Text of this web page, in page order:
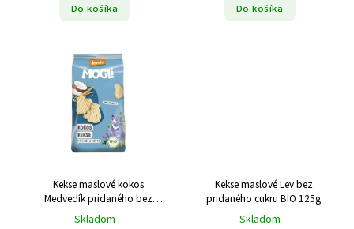
Do košíka Do košíka
Kekse maslové kokos
Medvedík pridaného bez
cukru BIO 125g
Skladom
Kekse maslové Lev bez
pridaného cukru BIO 125g
Skladom